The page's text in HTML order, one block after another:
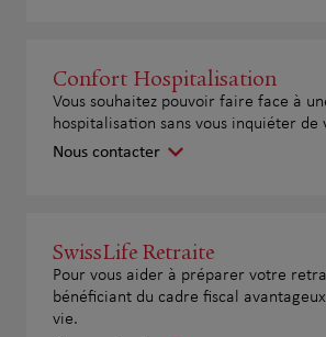
Confort Hospitalisation
Vous souhaitez pouvoir faire face à
hospitalisation sans vous inquiéter de
Nous contacter
SwissLife Retraite
Pour vous aider à préparer votre
bénéficiant du cadre fiscal
vie.